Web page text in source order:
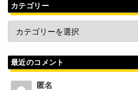
カテゴリー
最近のコメント
匿名